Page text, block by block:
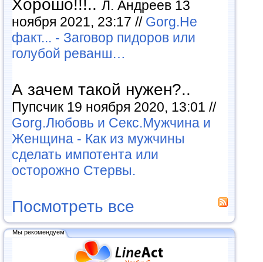
Хорошо!!!.. Л. Андреев 13
ноября 2021, 23:17 // Gorg.Не
факт... - Заговор пидоров или
голубой реванш…
А зачем такой нужен?..
Пупсчик 19 ноября 2020, 13:01 //
Gorg.Любовь и Секс.Мужчина и
Женщина - Как из мужчины
сделать импотента или
осторожно Стервы.
Посмотреть все
Мы рекомендуем